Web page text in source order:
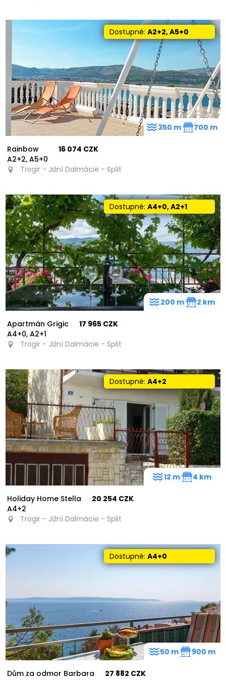
Dostupné:A2+2, A5+0
Rainbow
A2+2, A5+0
16 074 CZK
Trogir - Jižní Dalmácie - Split
350 m 700 m
Dostupné:A4+0, A2+1
Apartmán Grigic
A4+0, A2+1
17 965 CZK
Trogir - Jižní Dalmácie - Split
200 m 2 km
Dostupné:A4+2
Holiday Home Stella
A4+2
20 254 CZK
Trogir - Jižní Dalmácie - Split
12 m 4 km
Dostupné:A4+0
Dům za odmor Barbara
27 882 CZK
50 m 900 m